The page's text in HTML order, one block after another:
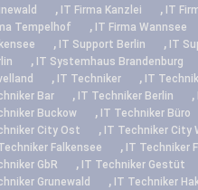
, IT Firma Kanzlei , IT
Tempelhof
, IT Firma Wannsee
, IT Support Berlin , IT
, IT Systemhaus Brandenburg
, IT Techniker , IT
Bar
, IT Techniker Berlin ,
Buckow
, IT Techniker Büro
City Ost
, IT Techniker City
Falkensee , IT Techniker
GbR
, IT Techniker Gestüt
Grunewald
, IT Techniker